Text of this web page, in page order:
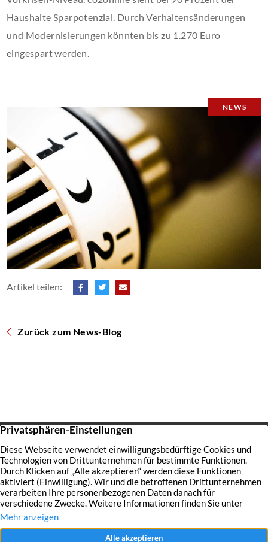
NEWS
Artikel teilen:
Zurück zum News-Blog
Haushalte Sparpotenzial. Durch Verhaltensänderungen
und Modernisierungen könnten bis zu 1.270 Euro
eingespart werden.
Startseite Über uns Immobilien Service Aktuelles
Impressum Datenschutz Kontakt Jobs
© 2026 Raves Immobilien in Essen – Engagement, Erfahrung &